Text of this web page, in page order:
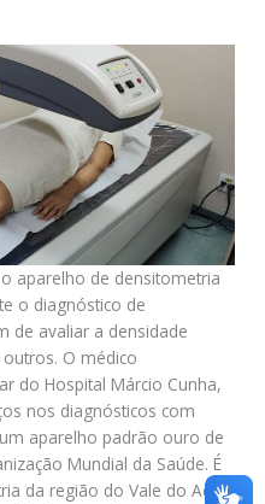
aparelho de densitometria
o diagnóstico de
de avaliar a densidade
O médico
do Hospital Márcio Cunha,
nos diagnósticos com
aparelho padrão ouro de
Mundial da Saúde. É
da região do Vale do Aço,